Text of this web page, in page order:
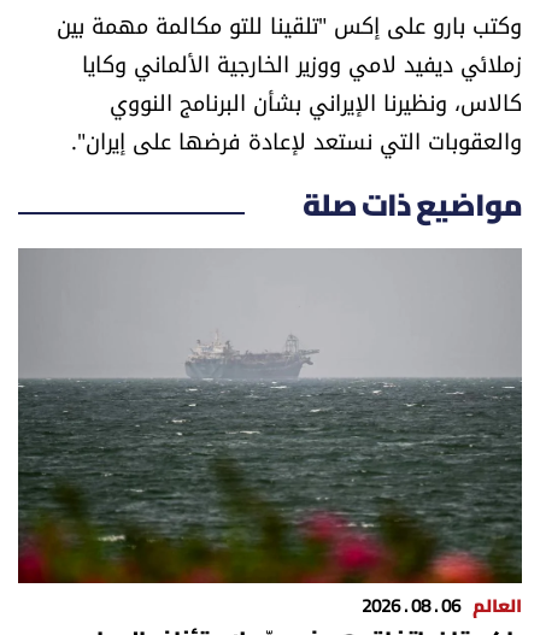
اقتصاد
العالم
ثقافة وفنون
اقرأ تضحك
كاميرا
سجالات
صحّة وصحن
وكتب بارو على إكس "تلقينا للتو مكالمة مهمة بين
زملائي ديفيد لامي ووزير الخارجية الألماني وكايا
كالاس، ونظيرنا الإيراني بشأن البرنامج النووي
والعقوبات التي نستعد لإعادة فرضها على إيران".
مواضيع ذات صلة
العالم 06 . 08 . 2026